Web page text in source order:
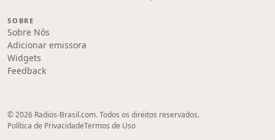
SOBRE
Sobre Nós
Adicionar emissora
Widgets
Feedback
© 2026 Radios-Brasil.com. Todos os direitos reservados.
Política de PrivacidadeTermos de Uso